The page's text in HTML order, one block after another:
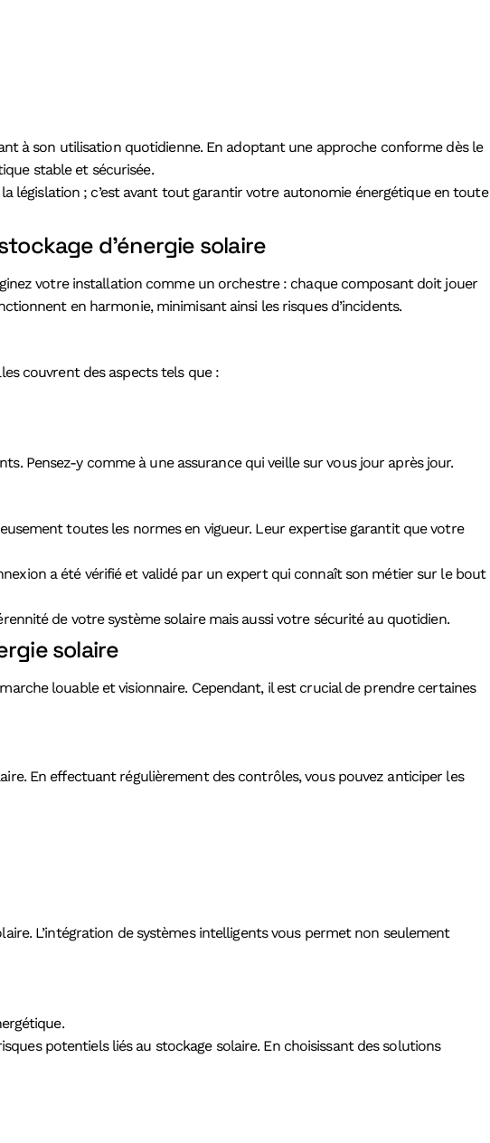
à son utilisation quotidienne. En adoptant une approche conforme dès le
stable et sécurisée.
législation ; c’est avant tout garantir votre autonomie énergétique en toute
d’énergie solaire
votre installation comme un orchestre : chaque composant doit jouer
en harmonie, minimisant ainsi les risques d’incidents.
couvrent des aspects tels que :
Pensez-y comme à une assurance qui veille sur vous jour après jour.
toutes les normes en vigueur. Leur expertise garantit que votre
a été vérifié et validé par un expert qui connaît son métier sur le bout
de votre système solaire mais aussi votre sécurité au quotidien.
solaire
louable et visionnaire. Cependant, il est crucial de prendre certaines
En effectuant régulièrement des contrôles, vous pouvez anticiper les
L’intégration de systèmes intelligents vous permet non seulement
potentiels liés au stockage solaire. En choisissant des solutions